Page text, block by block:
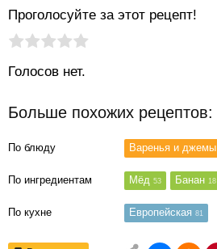
Проголосуйте за этот рецепт!
Рейтинг статьи:
Голосов нет.
Больше похожих рецептов:
По блюду Варенья и джемы
По ингредиентам Мёд 53 Банан 18
По кухне Европейская 81